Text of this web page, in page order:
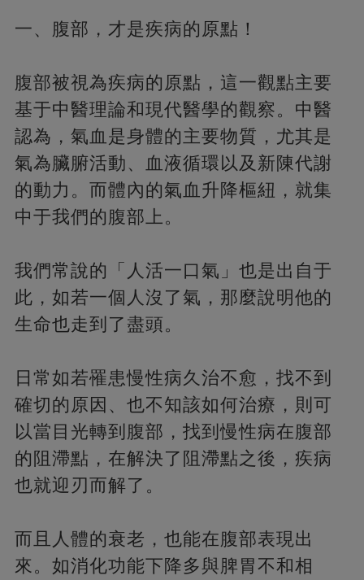
一、腹部，才是疾病的原點！
腹部被視為疾病的原點，這一觀點主要
基于中醫理論和現代醫學的觀察。中醫
認為，氣血是身體的主要物質，尤其是
氣為臟腑活動、血液循環以及新陳代謝
的動力。而體內的氣血升降樞紐，就集
中于我們的腹部上。
我們常說的「人活一口氣」也是出自于
此，如若一個人沒了氣，那麼說明他的
生命也走到了盡頭。
日常如若罹患慢性病久治不愈，找不到
確切的原因、也不知該如何治療，則可
以當目光轉到腹部，找到慢性病在腹部
的阻滯點，在解決了阻滯點之後，疾病
也就迎刃而解了。
而且人體的衰老，也能在腹部表現出
來。如消化功能下降多與脾胃不和相